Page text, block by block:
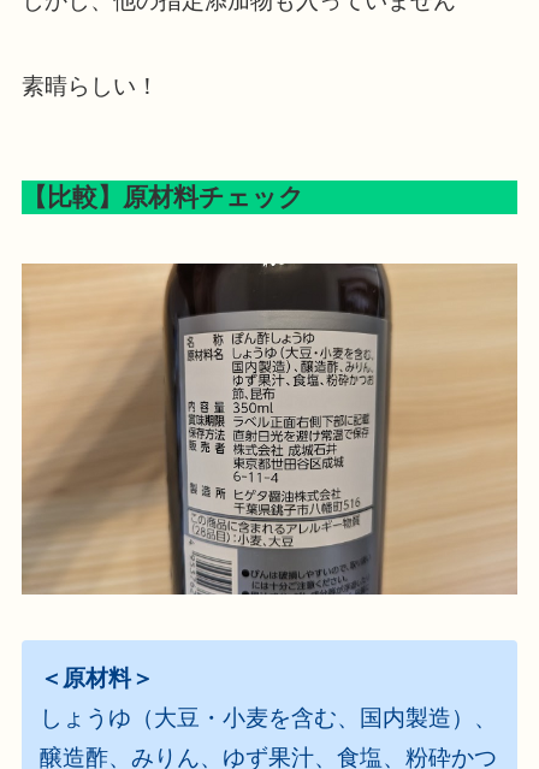
素晴らしい！
【比較】原材料チェック
＜原材料＞
しょうゆ（大豆・小麦を含む、国内製造）、
醸造酢、みりん、ゆず果汁、食塩、粉砕かつ